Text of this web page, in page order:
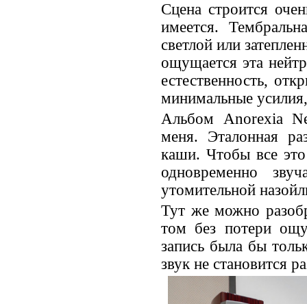
Сцена строится
имеется.
светлой или
ощущается эта
естественность,
минимальные
Альбом Anorexia
меня. Эталонная
каши. Чтобы все
одновременно
утомительной
Тут же можно
том без потери
запись была бы
звук не становится